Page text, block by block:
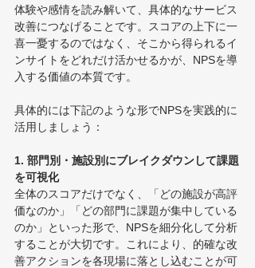
体験や感情を読み解いて、具体的なサービス
改善につなげることです。スコアの上下に一
喜一憂するのではなく、そこから得られるイ
ンサイトをどれだけ活かせるかが、NPSを導
入する価値の本質です。
具体的には下記のような形でNPSを実践的に
活用しましょう：
1. 部門別・施設別にブレイクダウンして課題
を可視化
全体のスコアだけでなく、「どの施設が高評
価なのか」「どの部門に課題が集中している
のか」といった形で、NPSを細分化して分析
することが大切です。これにより、的確な改
善アクションを各現場に落とし込むことが可